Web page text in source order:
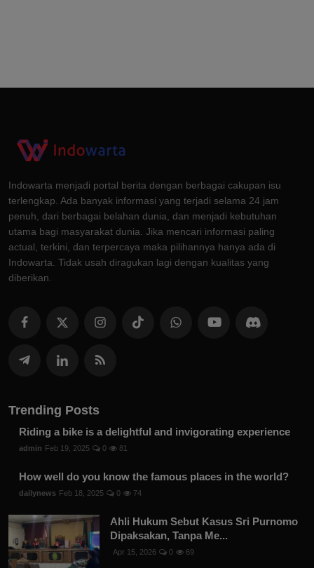
Indowarta menjadi portal berita dengan berbagai cakupan isu
terlengkap. Ada banyak informasi yang terjadi selama 24 jam
penuh, dari berbagai belahan dunia, dan menjadi kebutuhan
utama bagi masyarakat dunia. Jika mencari informasi paling
actual, terkini, dan terpercaya maka pilihannya hanya ada di
Indowarta. Tidak usah diragukan lagi dengan kualitas yang
diberikan.
Trending Posts
Riding a bike is a delightful and invigorating experience
admin Feb 19, 2025 0 81
How well do you know the famous places in the world?
dailynews Feb 18, 2025 0 74
Ahli Hukum Sebut Kasus Sri Purnomo
Dipaksakan, Tanpa Me...
Apr 15, 2026 0 69